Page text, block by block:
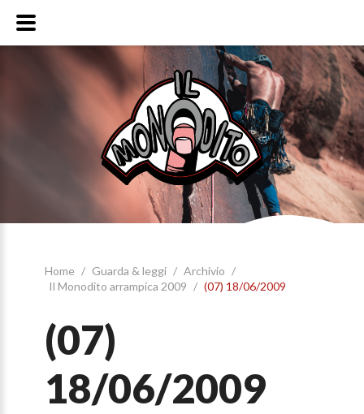
Home / Guarda & leggi / Archivio /
Il Monodito arrampica 2009 / (07) 18/06/2009
(07)
18/06/2009